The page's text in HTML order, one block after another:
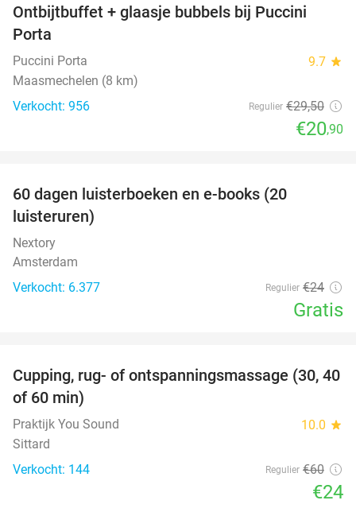
Ontbijtbuffet + glaasje bubbels bij Puccini
Porta
Puccini Porta 9.7 star
Maasmechelen (8 km)
Verkocht: 956
Regulier €29,50
€20,90
60 dagen luisterboeken en e-books (20
luisteruren)
Nextory
Amsterdam
Verkocht: 6.377
Regulier €24
Gratis
60%
Cupping, rug- of ontspanningsmassage (30, 40
of 60 min)
Praktijk You Sound 10.0 star
Sittard
Verkocht: 144
Regulier €60
€24